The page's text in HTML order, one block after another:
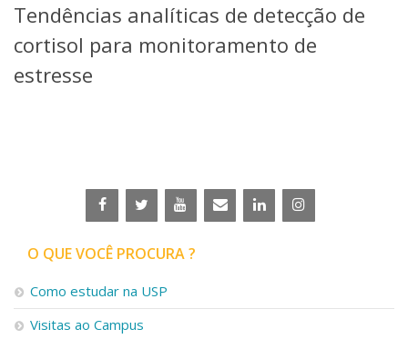
Telefones e Mapas
Pessoas
Graduação
Linhas de Pesquisa
Centros, Núcleos e Projetos em Rede
Iniciação Científica
Empresas Juniores
Extensão à Comunidade
Tendências analíticas de detecção de
cortisol para monitoramento de
estresse
O QUE VOCÊ PROCURA ?
Como estudar na USP
Visitas ao Campus